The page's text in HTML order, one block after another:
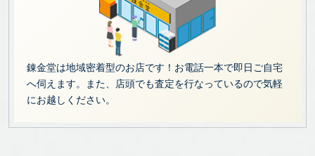
錬金堂は地域密着型のお店です！お電話一本で即日ご自宅
へ伺えます。また、店頭でも査定を行なっているので気軽
にお越しください。